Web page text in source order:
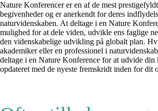
Nature Konferencer er en af ​​de mest
begivenheder og er anerkendt for deres
naturvidenskaben. At deltage i en Nature
mulighed for at dele viden, udvikle ens faglige
den videnskabelige udvikling på globalt plan.
akademiker eller en professionel i
deltage i en Nature Konference for at udvide
opdateret med de nyeste fremskridt inden for dit